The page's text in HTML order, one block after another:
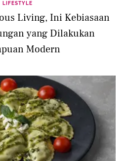
LIFESTYLE
Living, Ini Kebiasaan
yang Dilakukan
Modern